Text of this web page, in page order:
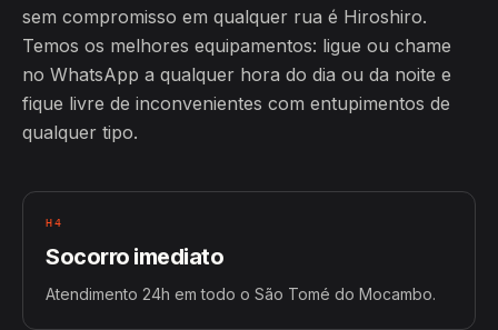
sem compromisso em qualquer rua é Hiroshiro.
Temos os melhores equipamentos: ligue ou chame
no WhatsApp a qualquer hora do dia ou da noite e
fique livre de inconvenientes com entupimentos de
qualquer tipo.
H4
Socorro imediato
Atendimento 24h em todo o São Tomé do Mocambo.